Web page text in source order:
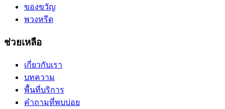
ของขวัญ
พวงหรีด
ช่วยเหลือ
เกี่ยวกับเรา
บทความ
พื้นที่บริการ
คำถามที่พบบ่อย